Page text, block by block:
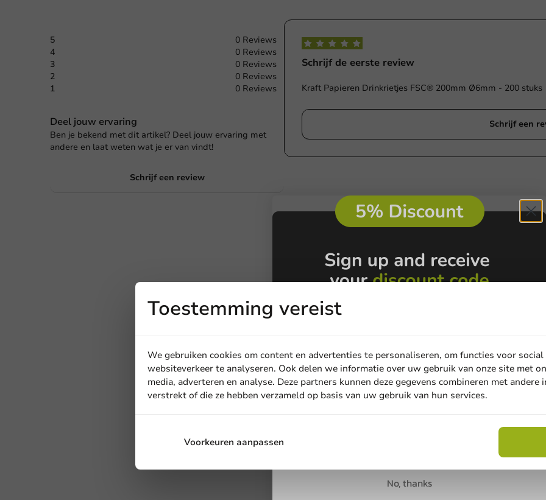
5
0 Reviews
4
0 Reviews
3
0 Reviews
2
0 Reviews
1
0 Reviews
Deel jouw ervaring
Ben je bekend met dit artikel? Deel jouw ervaring met
andere en laat weten wat je er van vindt!
Schrijf een review
Schrijf de eerste review
Kraft Papieren Drinkrietjes FSC® 200mm Ø6mm - 200 stuks
Schrijf een
Toestemming vereist
We gebruiken cookies om content en advertenties te personaliseren, om functies voor social
websiteverkeer te analyseren. Ook delen we informatie over uw gebruik van onze site met
media, adverteren en analyse. Deze partners kunnen deze gegevens combineren met andere
verstrekt of die ze hebben verzameld op basis van uw gebruik van hun services.
Voorkeuren aanpassen
Email
No, thanks